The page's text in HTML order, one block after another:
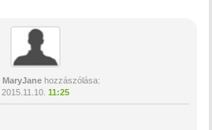
MaryJanehozzászólása:
2015.11.10. 11:25